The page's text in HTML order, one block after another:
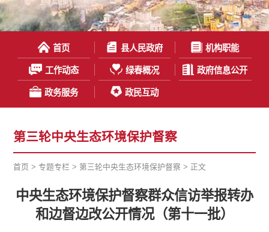
首页 县人民政府 机构职能
工作动态 绿春概况 政府信息公开
政务服务 政民互动
第三轮中央生态环境保护督察
首页 >专题专栏 > 第三轮中央生态环境保护督察 > 正文
中央生态环境保护督察群众信访举报转办
和边督边改公开情况（第十一批）